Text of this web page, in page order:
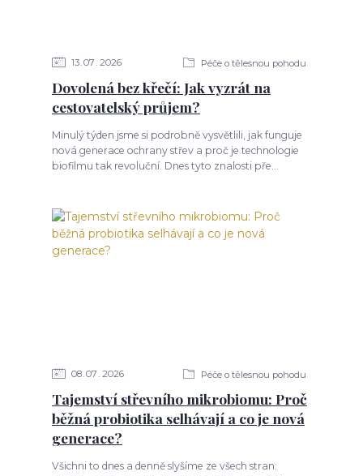
13 07 2026 Péče o tělesnou pohodu
Dovolená bez křečí: Jak vyzrát na
cestovatelský průjem?
Minulý týden jsme si podrobně vysvětlili, jak funguje
nová generace ochrany střev a proč je technologie
biofilmu tak revoluční. Dnes tyto znalosti pře...
08 07 2026 Péče o tělesnou pohodu
Tajemství střevního mikrobiomu: Proč
běžná probiotika selhávají a co je nová
generace?
Všichni to dnes a denně slyšíme ze všech stran: